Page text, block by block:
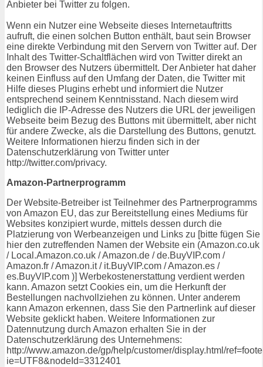
Anbieter bei Twitter zu folgen.
Wenn ein Nutzer eine Webseite dieses Internetauftritts
aufruft, die einen solchen Button enthält, baut sein Browser
eine direkte Verbindung mit den Servern von Twitter auf. Der
Inhalt des Twitter-Schaltflächen wird von Twitter direkt an
den Browser des Nutzers übermittelt. Der Anbieter hat daher
keinen Einfluss auf den Umfang der Daten, die Twitter mit
Hilfe dieses Plugins erhebt und informiert die Nutzer
entsprechend seinem Kenntnisstand. Nach diesem wird
lediglich die IP-Adresse des Nutzers die URL der jeweiligen
Webseite beim Bezug des Buttons mit übermittelt, aber nicht
für andere Zwecke, als die Darstellung des Buttons, genutzt.
Weitere Informationen hierzu finden sich in der
Datenschutzerklärung von Twitter unter
http://twitter.com/privacy.
Amazon-Partnerprogramm
Der Website-Betreiber ist Teilnehmer des Partnerprogramms
von Amazon EU, das zur Bereitstellung eines Mediums für
Websites konzipiert wurde, mittels dessen durch die
Platzierung von Werbeanzeigen und Links zu [bitte fügen Sie
hier den zutreffenden Namen der Website ein (Amazon.co.uk
/ Local.Amazon.co.uk / Amazon.de / de.BuyVIP.com /
Amazon.fr / Amazon.it / it.BuyVIP.com / Amazon.es /
es.BuyVIP.com )] Werbekostenerstattung verdient werden
kann. Amazon setzt Cookies ein, um die Herkunft der
Bestellungen nachvollziehen zu können. Unter anderem
kann Amazon erkennen, dass Sie den Partnerlink auf dieser
Website geklickt haben. Weitere Informationen zur
Datennutzung durch Amazon erhalten Sie in der
Datenschutzerklärung des Unternehmens:
http://www.amazon.de/gp/help/customer/display.html/
ie=UTF8&nodeId=3312401